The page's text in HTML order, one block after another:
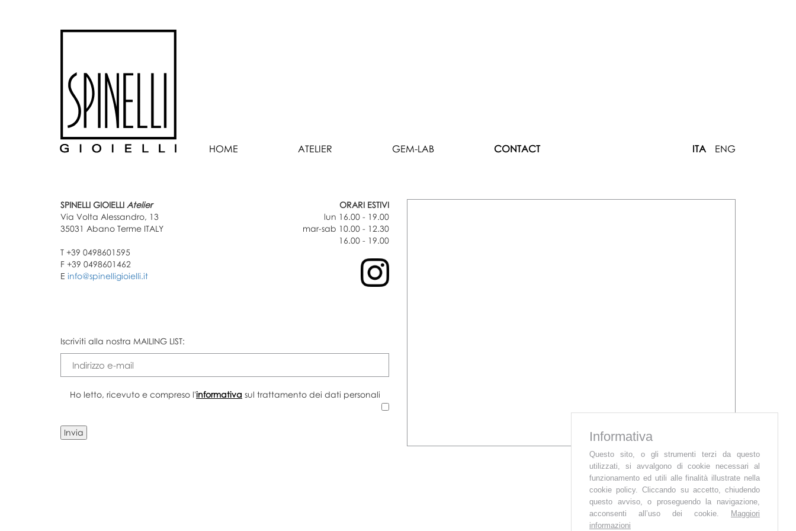
HOME ATELIER GEM-LAB CONTACT ITA ENG
SPINELLI GIOIELLI Atelier
Via Volta Alessandro, 13
35031 Abano Terme ITALY
T +39 0498601595
F +39 0498601462
E info@spinelligioielli.it
ORARI ESTIVI
lun 16.00 - 19.00
mar-sab 10.00 - 12.30
16.00 - 19.00
Iscriviti alla nostra MAILING LIST:
Ho letto, ricevuto e compreso l'informativa sul trattamento dei dati personali
Informativa
Questo sito, o gli strumenti terzi da questo
utilizzati, si avvalgono di cookie necessari al
funzionamento ed utili alle finalità illustrate nella
cookie policy. Cliccando su accetto, chiudendo
questo avviso, o proseguendo la navigazione,
acconsenti all’uso dei cookie.
Maggiori
informazioni